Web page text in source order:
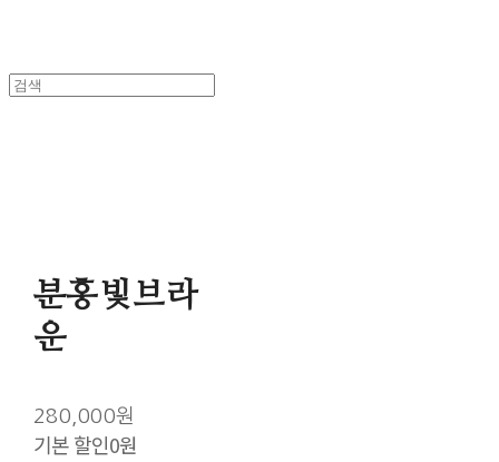
분홍빛브라
운
280,000원
기본 할인0원